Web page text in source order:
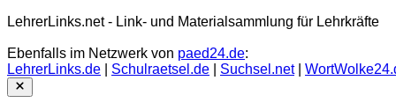
LehrerLinks.net - Link- und Materialsammlung für Lehrkräfte
Ebenfalls im Netzwerk von paed24.de:
LehrerLinks.de
Schulraetsel.de Suchsel.net|
Close